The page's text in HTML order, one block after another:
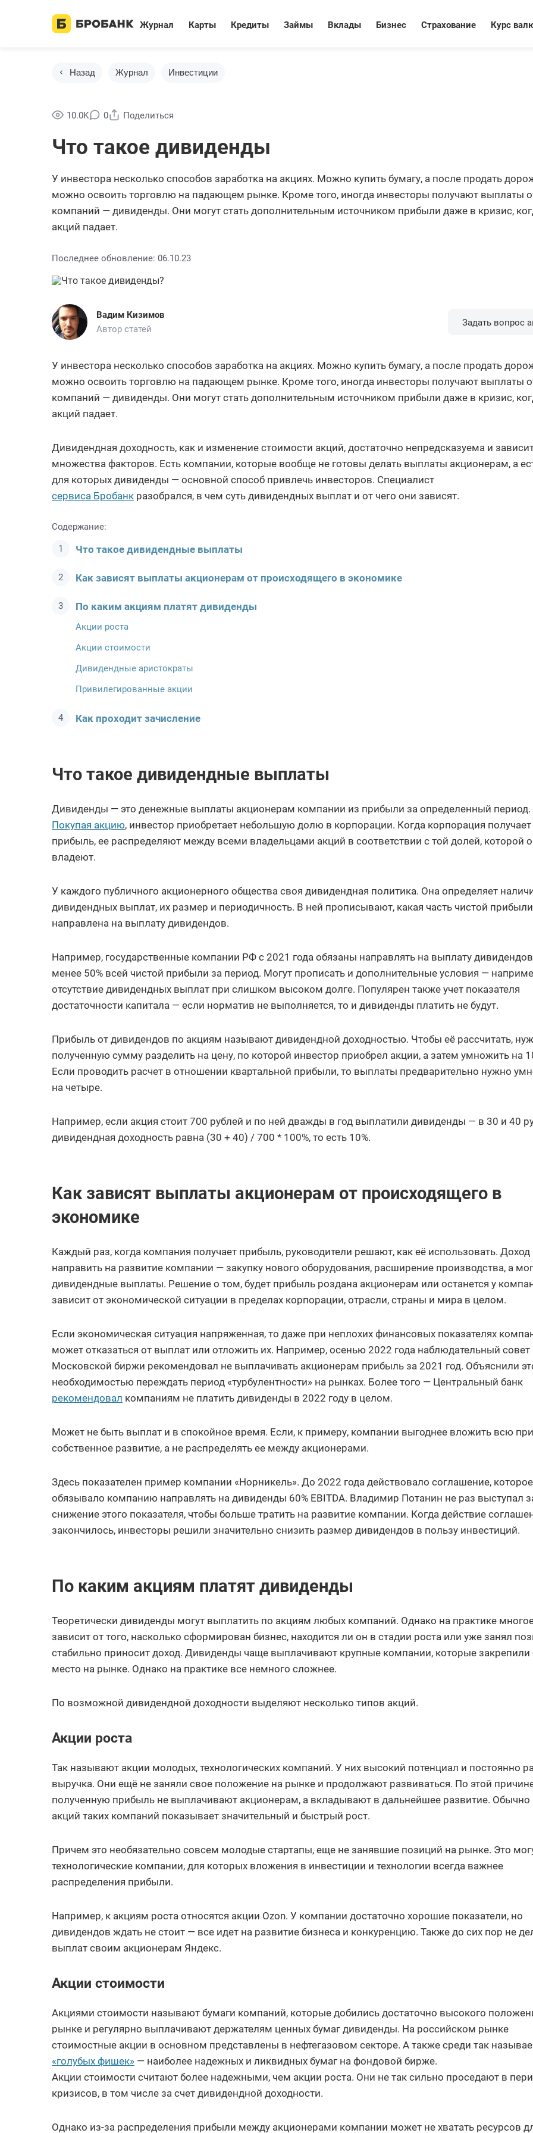
Журнал Карты Кредиты Займы Вклады Бизнес Страхование Курс
Назад Журнал Инвестиции
10.0K 0 Поделиться
Что такое дивиденды
У инвестора несколько способов заработка на акциях. Можно купить бумагу, а после продать
можно освоить торговлю на падающем рынке. Кроме того, иногда инвесторы получают выплаты
компаний — дивиденды. Они могут стать дополнительным источником прибыли даже в кризис,
акций падает.
Последнее обновление: 06.10.23
Вадим Кизимов
Автор статей
Задать вопрос
У инвестора несколько способов заработка на акциях. Можно купить бумагу, а после продать
можно освоить торговлю на падающем рынке. Кроме того, иногда инвесторы получают выплаты
компаний — дивиденды. Они могут стать дополнительным источником прибыли даже в кризис,
акций падает.
Дивидендная доходность, как и изменение стоимости акций, достаточно непредсказуема и
множества факторов. Есть компании, которые вообще не готовы делать выплаты акционерам, а
для которых дивиденды — основной способ привлечь инвесторов. Специалист
сервиса Бробанк разобрался, в чем суть дивидендных выплат и от чего они зависят.
Содержание:
Что такое дивидендные выплаты
Как зависят выплаты акционерам от происходящего в экономике
По каким акциям платят дивиденды
Акции роста
Акции стоимости
Дивидендные аристократы
Привилегированные акции
Как проходит зачисление
Что такое дивидендные выплаты
Дивиденды — это денежные выплаты акционерам компании из прибыли за определенный период.
Покупая акцию, инвестор приобретает небольшую долю в корпорации. Когда корпорация получает
прибыль, ее распределяют между всеми владельцами акций в соответствии с той долей, которой
владеют.
У каждого публичного акционерного общества своя дивидендная политика. Она определяет
дивидендных выплат, их размер и периодичность. В ней прописывают, какая часть чистой прибыли
направлена на выплату дивидендов.
Например, государственные компании РФ с 2021 года обязаны направлять на выплату
менее 50% всей чистой прибыли за период. Могут прописать и дополнительные условия —
отсутствие дивидендных выплат при слишком высоком долге. Популярен также учет показателя
достаточности капитала — если норматив не выполняется, то и дивиденды платить не будут.
Прибыль от дивидендов по акциям называют дивидендной доходностью. Чтобы её рассчитать,
полученную сумму разделить на цену, по которой инвестор приобрел акции, а затем умножить на
Если проводить расчет в отношении квартальной прибыли, то выплаты предварительно нужно
на четыре.
Например, если акция стоит 700 рублей и по ней дважды в год выплатили дивиденды — в 30 и 40
дивидендная доходность равна (30 + 40) / 700 * 100%, то есть 10%.
Как зависят выплаты акционерам от происходящего в
экономике
Каждый раз, когда компания получает прибыль, руководители решают, как её использовать. Доход
направить на развитие компании — закупку нового оборудования, расширение производства, а
дивидендные выплаты. Решение о том, будет прибыль роздана акционерам или останется у
зависит от экономической ситуации в пределах корпорации, отрасли, страны и мира в целом.
Если экономическая ситуация напряженная, то даже при неплохих финансовых показателях
может отказаться от выплат или отложить их. Например, осенью 2022 года наблюдательный совет
Московской биржи рекомендовал не выплачивать акционерам прибыль за 2021 год. Объяснили
необходимостью переждать период «турбулентности» на рынках. Более того — Центральный банк
рекомендовал компаниям не платить дивиденды в 2022 году в целом.
Может не быть выплат и в спокойное время. Если, к примеру, компании выгоднее вложить всю
собственное развитие, а не распределять ее между акционерами.
Здесь показателен пример компании «Норникель». До 2022 года действовало соглашение, которое
обязывало компанию направлять на дивиденды 60% EBITDA. Владимир Потанин не раз выступал
снижение этого показателя, чтобы больше тратить на развитие компании. Когда действие
закончилось, инвесторы решили значительно снизить размер дивидендов в пользу инвестиций.
По каким акциям платят дивиденды
Теоретически дивиденды могут выплатить по акциям любых компаний. Однако на практике
зависит от того, насколько сформирован бизнес, находится ли он в стадии роста или уже занял
стабильно приносит доход. Дивиденды чаще выплачивают крупные компании, которые закрепили
место на рынке. Однако на практике все немного сложнее.
По возможной дивидендной доходности выделяют несколько типов акций.
Акции роста
Так называют акции молодых, технологических компаний. У них высокий потенциал и постоянно
выручка. Они ещё не заняли свое положение на рынке и продолжают развиваться. По этой
полученную прибыль не выплачивают акционерам, а вкладывают в дальнейшее развитие. Обычно
акций таких компаний показывает значительный и быстрый рост.
Причем это необязательно совсем молодые стартапы, еще не занявшие позиций на рынке. Это
технологические компании, для которых вложения в инвестиции и технологии всегда важнее
распределения прибыли.
Например, к акциям роста относятся акции Ozon. У компании достаточно хорошие показатели, но
дивидендов ждать не стоит — все идет на развитие бизнеса и конкуренцию. Также до сих пор не
выплат своим акционерам Яндекс.
Акции стоимости
Акциями стоимости называют бумаги компаний, которые добились достаточно высокого
рынке и регулярно выплачивают держателям ценных бумаг дивиденды. На российском рынке
стоимостные акции в основном представлены в нефтегазовом секторе. А также среди так
«голубых фишек» — наиболее надежных и ликвидных бумаг на фондовой бирже.
Акции стоимости считают более надежными, чем акции роста. Они не так сильно проседают в
кризисов, в том числе за счет дивидендной доходности.
Однако из-за распределения прибыли между акционерами компании может не хватать ресурсов